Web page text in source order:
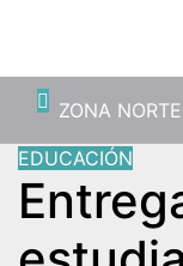
ZONA NORTE
EDUCACIÓN